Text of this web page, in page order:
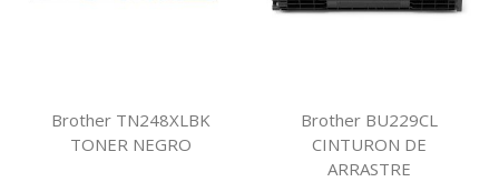
Brother TN248XLBK
TONER NEGRO
Brother BU229CL
CINTURON DE
ARRASTRE